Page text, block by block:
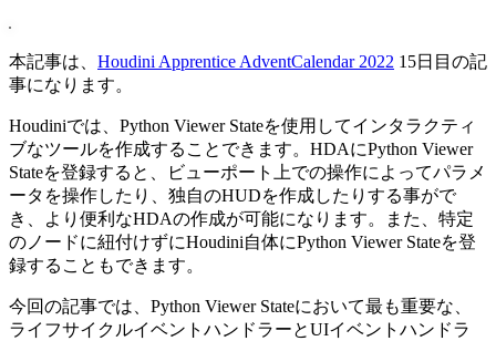
本記事は、 Houdini Apprentice AdventCalendar 2022 15日目の記
事になります。
Houdiniでは、Python Viewer Stateを使用してインタラクティ
ブなツールを作成することできます。HDAにPython Viewer
Stateを登録すると、ビューポート上での操作によってパラメ
ータを操作したり、独自のHUDを作成したりする事がで
き、より便利なHDAの作成が可能になります。また、特定
のノードに紐付けずにHoudini自体にPython Viewer Stateを登
録することもできます。
今回の記事では、Python Viewer Stateにおいて最も重要な、
ライフサイクルイベントハンドラーとUIイベントハンドラ